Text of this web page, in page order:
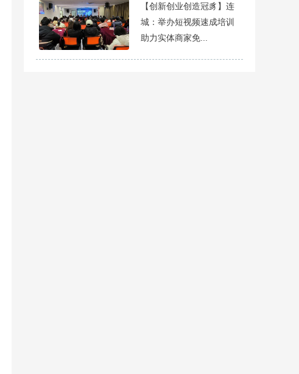
【创新创业创造冠豸】连
城：举办短视频速成培训
助力实体商家免...